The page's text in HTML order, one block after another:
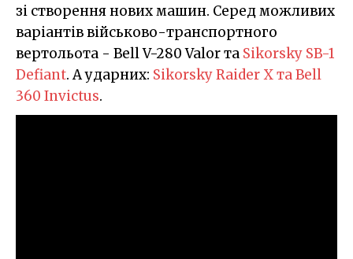
зі створення нових машин. Серед можливих
варіантів військово-транспортного
вертольота - Bell V-280 Valor та Sikorsky SB-1
Defiant. А ударних: Sikorsky Raider X та Bell
360 Invictus.